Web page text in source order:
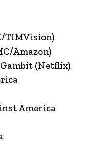
TIMVision)
Amazon)
(Netflix)
America